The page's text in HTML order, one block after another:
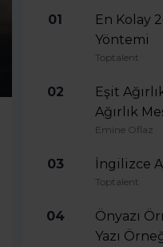
01
En Kolay
Yöntemi
Toptalent
02
Eşit
Ağırlık
Emine Oflaz
03 İngilizce
Toptalent
04
Önyazı
Yazı